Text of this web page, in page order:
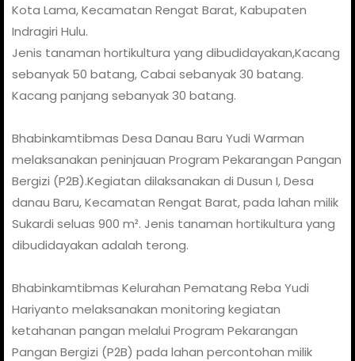
Kota Lama, Kecamatan Rengat Barat, Kabupaten
Indragiri Hulu.
Jenis tanaman hortikultura yang dibudidayakan,Kacang
sebanyak 50 batang, Cabai sebanyak 30 batang.
Kacang panjang sebanyak 30 batang.
Bhabinkamtibmas Desa Danau Baru Yudi Warman
melaksanakan peninjauan Program Pekarangan Pangan
Bergizi (P2B).Kegiatan dilaksanakan di Dusun I, Desa
danau Baru, Kecamatan Rengat Barat, pada lahan milik
Sukardi seluas 900 m². Jenis tanaman hortikultura yang
dibudidayakan adalah terong.
Bhabinkamtibmas Kelurahan Pematang Reba Yudi
Hariyanto melaksanakan monitoring kegiatan
ketahanan pangan melalui Program Pekarangan
Pangan Bergizi (P2B) pada lahan percontohan milik